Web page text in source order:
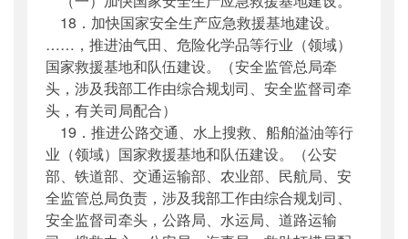
18．加快国家安全生产应急救援基地建设。
……，推进油气田、危险化学品等行业（领域）
国家救援基地和队伍建设。（安全监管总局牵
头，涉及我部工作由综合规划司、安全监督司牵
头，有关司局配合）
19．推进公路交通、水上搜救、船舶溢油等行
业（领域）国家救援基地和队伍建设。（公安
部、铁道部、交通运输部、农业部、民航局、安
全监管总局负责，涉及我部工作由综合规划司、
安全监督司牵头，公路局、水运局、道路运输